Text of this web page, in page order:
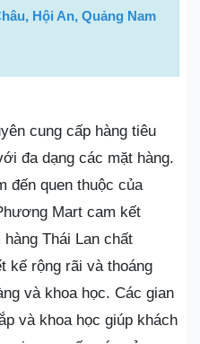
Hội An, Quảng Nam
cung cấp hàng tiêu
đa dạng các mặt hàng.
đến quen thuộc của
Mart cam kết
Thái Lan chất
kế rộng rãi và thoáng
và khoa học. Các gian
và khoa học giúp khách